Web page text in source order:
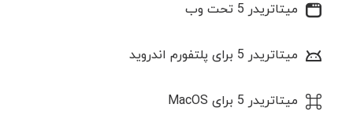
میتاتریدر 5 تحت وب
میتاتریدر 5 برای پلتفورم اندروید
میتاتریدر 5 برای MacOS